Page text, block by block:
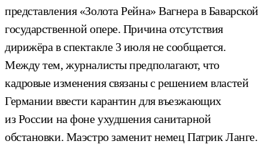
представления «Золота Рейна» Вагнера в Баварской
государственной опере. Причина отсутствия
дирижёра в спектакле 3 июля не сообщается.
Между тем, журналисты предполагают, что
кадровые изменения связаны с решением властей
Германии ввести карантин для въезжающих
из России на фоне ухудшения санитарной
обстановки. Маэстро заменит немец Патрик Ланге.